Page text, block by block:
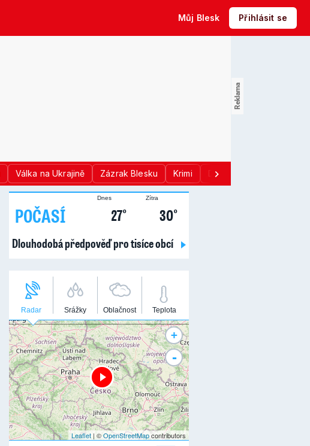
Můj Blesk Přihlásit se
Válka na Ukrajině Zázrak Blesku Krimi Donald Trump
POČASÍ
Dnes
27°
Zítra
30°
Dlouhodobá předpověď pro tisíce obcí
Radar Srážky Oblačnost Teplota
+
-
Leaflet | ©OpenStreetMapcontributors